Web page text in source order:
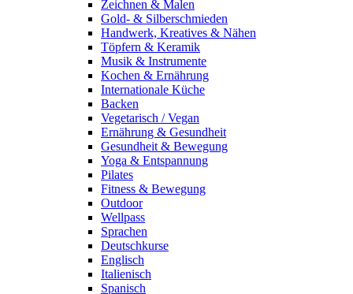
Zeichnen & Malen
Gold- & Silberschmieden
Handwerk, Kreatives & Nähen
Töpfern & Keramik
Musik & Instrumente
Kochen & Ernährung
Internationale Küche
Backen
Vegetarisch / Vegan
Ernährung & Gesundheit
Gesundheit & Bewegung
Yoga & Entspannung
Pilates
Fitness & Bewegung
Outdoor
Wellpass
Sprachen
Deutschkurse
Englisch
Italienisch
Spanisch